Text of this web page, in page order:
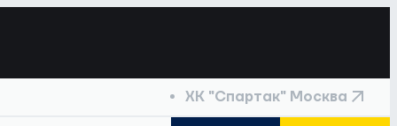
ХК "Спартак" Москва